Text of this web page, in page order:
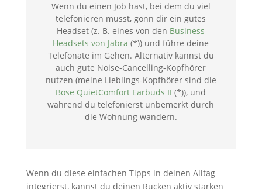
Wenn du einen Job hast, bei dem du viel
telefonieren musst, gönn dir ein gutes
Headset (z. B. eines von den Business
Headsets von Jabra (*)) und führe deine
Telefonate im Gehen. Alternativ kannst du
auch gute Noise-Cancelling-Kopfhörer
nutzen (meine Lieblings-Kopfhörer sind die
Bose QuietComfort Earbuds II (*)), und
während du telefonierst unbemerkt durch
die Wohnung wandern.
Wenn du diese einfachen Tipps in deinen Alltag
integrierst, kannst du deinen Rücken aktiv stärken